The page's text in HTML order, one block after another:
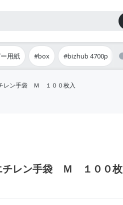
用紙 #box #bizhub 4700p
レン手袋 Ｍ １００枚入
チレン手袋 Ｍ １００枚